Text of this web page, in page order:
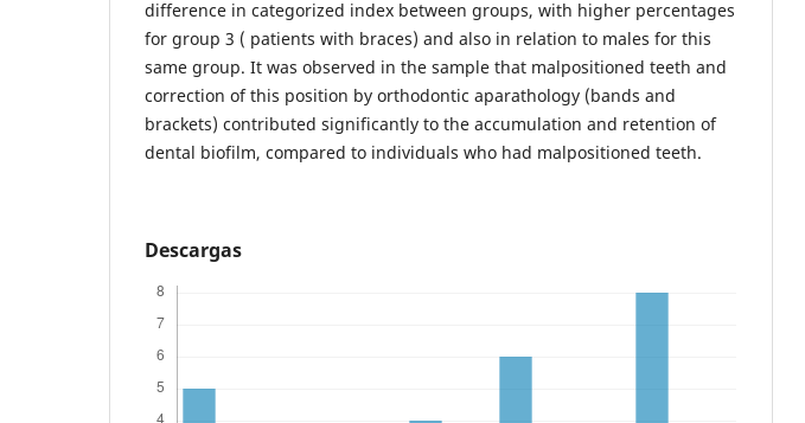
difference in categorized index between groups, with higher percentages
for group 3 ( patients with braces) and also in relation to males for this
same group. It was observed in the sample that malpositioned teeth and
correction of this position by orthodontic aparathology (bands and
brackets) contributed significantly to the accumulation and retention of
dental biofilm, compared to individuals who had malpositioned teeth.
Descargas